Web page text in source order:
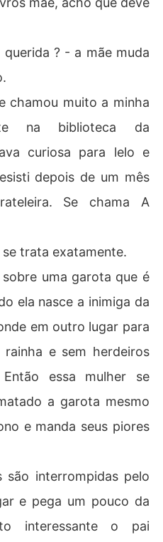
? - a mãe muda
chamou muito a minha
na biblioteca da
curiosa para lelo e
depois de um mês
Se chama A
trata exatamente.
uma garota que é
ela nasce a inimiga da
em outro lugar para
e sem herdeiros
essa mulher se
a garota mesmo
e manda seus piores
interrompidas pelo
e pega um pouco da
interessante o pai